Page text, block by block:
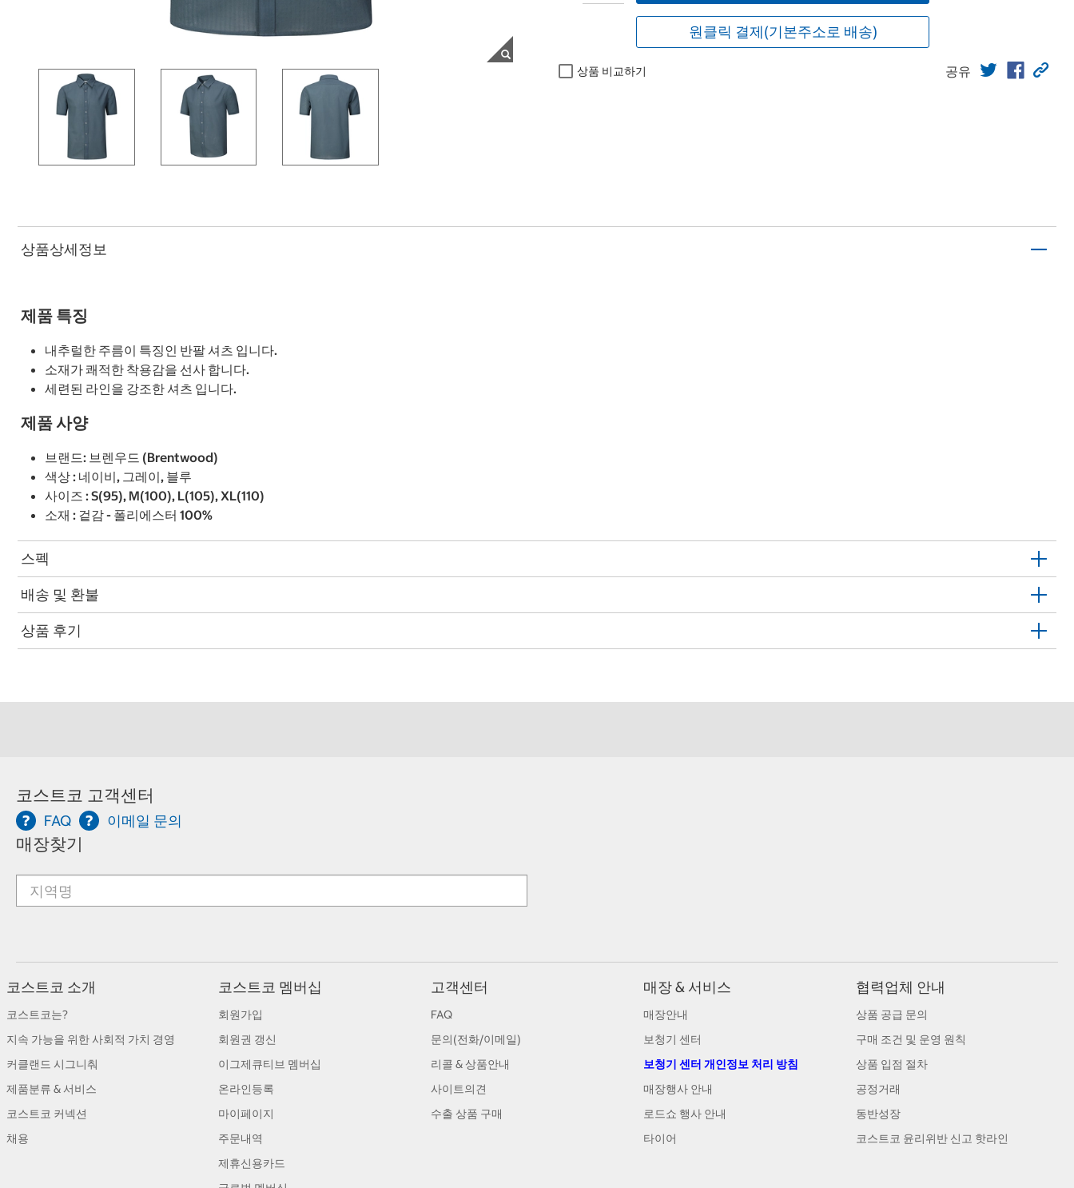
원클릭 결제(기본주소로 배송)
상품 비교하기 공유
상품상세정보
제품 특징
내추럴한 주름이 특징인 반팔 셔츠 입니다.
소재가 쾌적한 착용감을 선사 합니다.
세련된 라인을 강조한 셔츠 입니다.
제품 사양
브랜드: 브렌우드 (Brentwood)
색상 : 네이비, 그레이, 블루
사이즈 : S(95), M(100), L(105), XL(110)
소재 : 겉감 - 폴리에스터 100%
스펙
배송 및 환불
상품 후기
코스트코 고객센터
FAQ 이메일 문의
매장찾기
코스트코 소개
코스트코는?
지속 가능을 위한 사회적 가치 경영
커클랜드 시그니춰
제품분류 & 서비스
코스트코 커넥션
채용
코스트코 멤버십
회원가입
회원권 갱신
이그제큐티브 멤버십
온라인등록
마이페이지
주문내역
제휴신용카드
고객센터
FAQ
문의(전화/이메일)
리콜 & 상품안내
사이트의견
수출 상품 구매
매장 & 서비스
매장안내
보청기 센터
보청기 센터 개인정보 처리 방침
매장행사 안내
로드쇼 행사 안내
타이어
협력업체 안내
상품 공급 문의
구매 조건 및 운영 원칙
상품 입점 절차
공정거래
동반성장
코스트코 윤리위반 신고 핫라인